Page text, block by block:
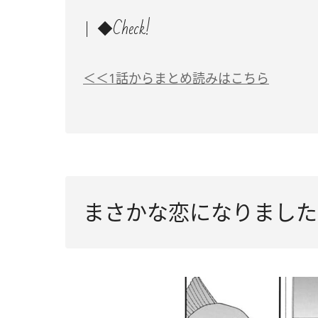
◆Check!
＜＜1話からまとめ読みはこちら
まさかな恋になりまし